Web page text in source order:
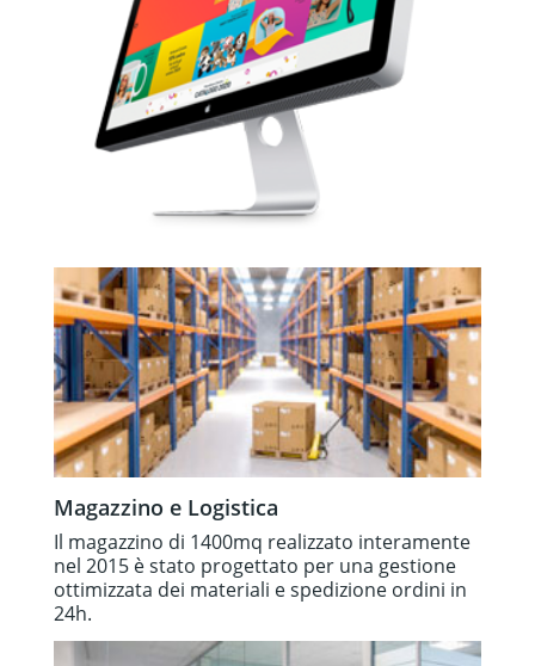
Magazzino e Logistica
Il magazzino di 1400mq realizzato interamente
nel 2015 è stato progettato per una gestione
ottimizzata dei materiali e spedizione ordini in
24h.